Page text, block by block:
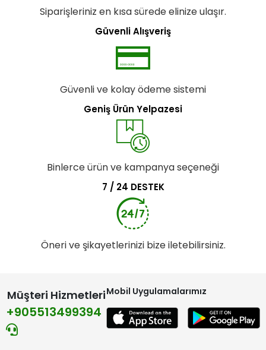
Siparişleriniz en kısa sürede elinize ulaşır.
Güvenli Alışveriş
Güvenli ve kolay ödeme sistemi
Geniş Ürün Yelpazesi
Binlerce ürün ve kampanya seçeneği
7 / 24 DESTEK
Öneri ve şikayetlerinizi bize iletebilirsiniz.
Müşteri Hizmetleri
+905513499394
Mobil Uygulamalarımız